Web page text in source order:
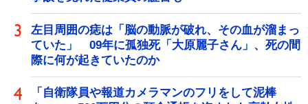
左目周囲の痣は「脳の動脈が破れ、その血が溜まっ
ていた」 09年に孤独死「大原麗子さん」、死の間
際に何が起きていたのか
「自衛隊員や報道カメラマンのフリをして泥棒